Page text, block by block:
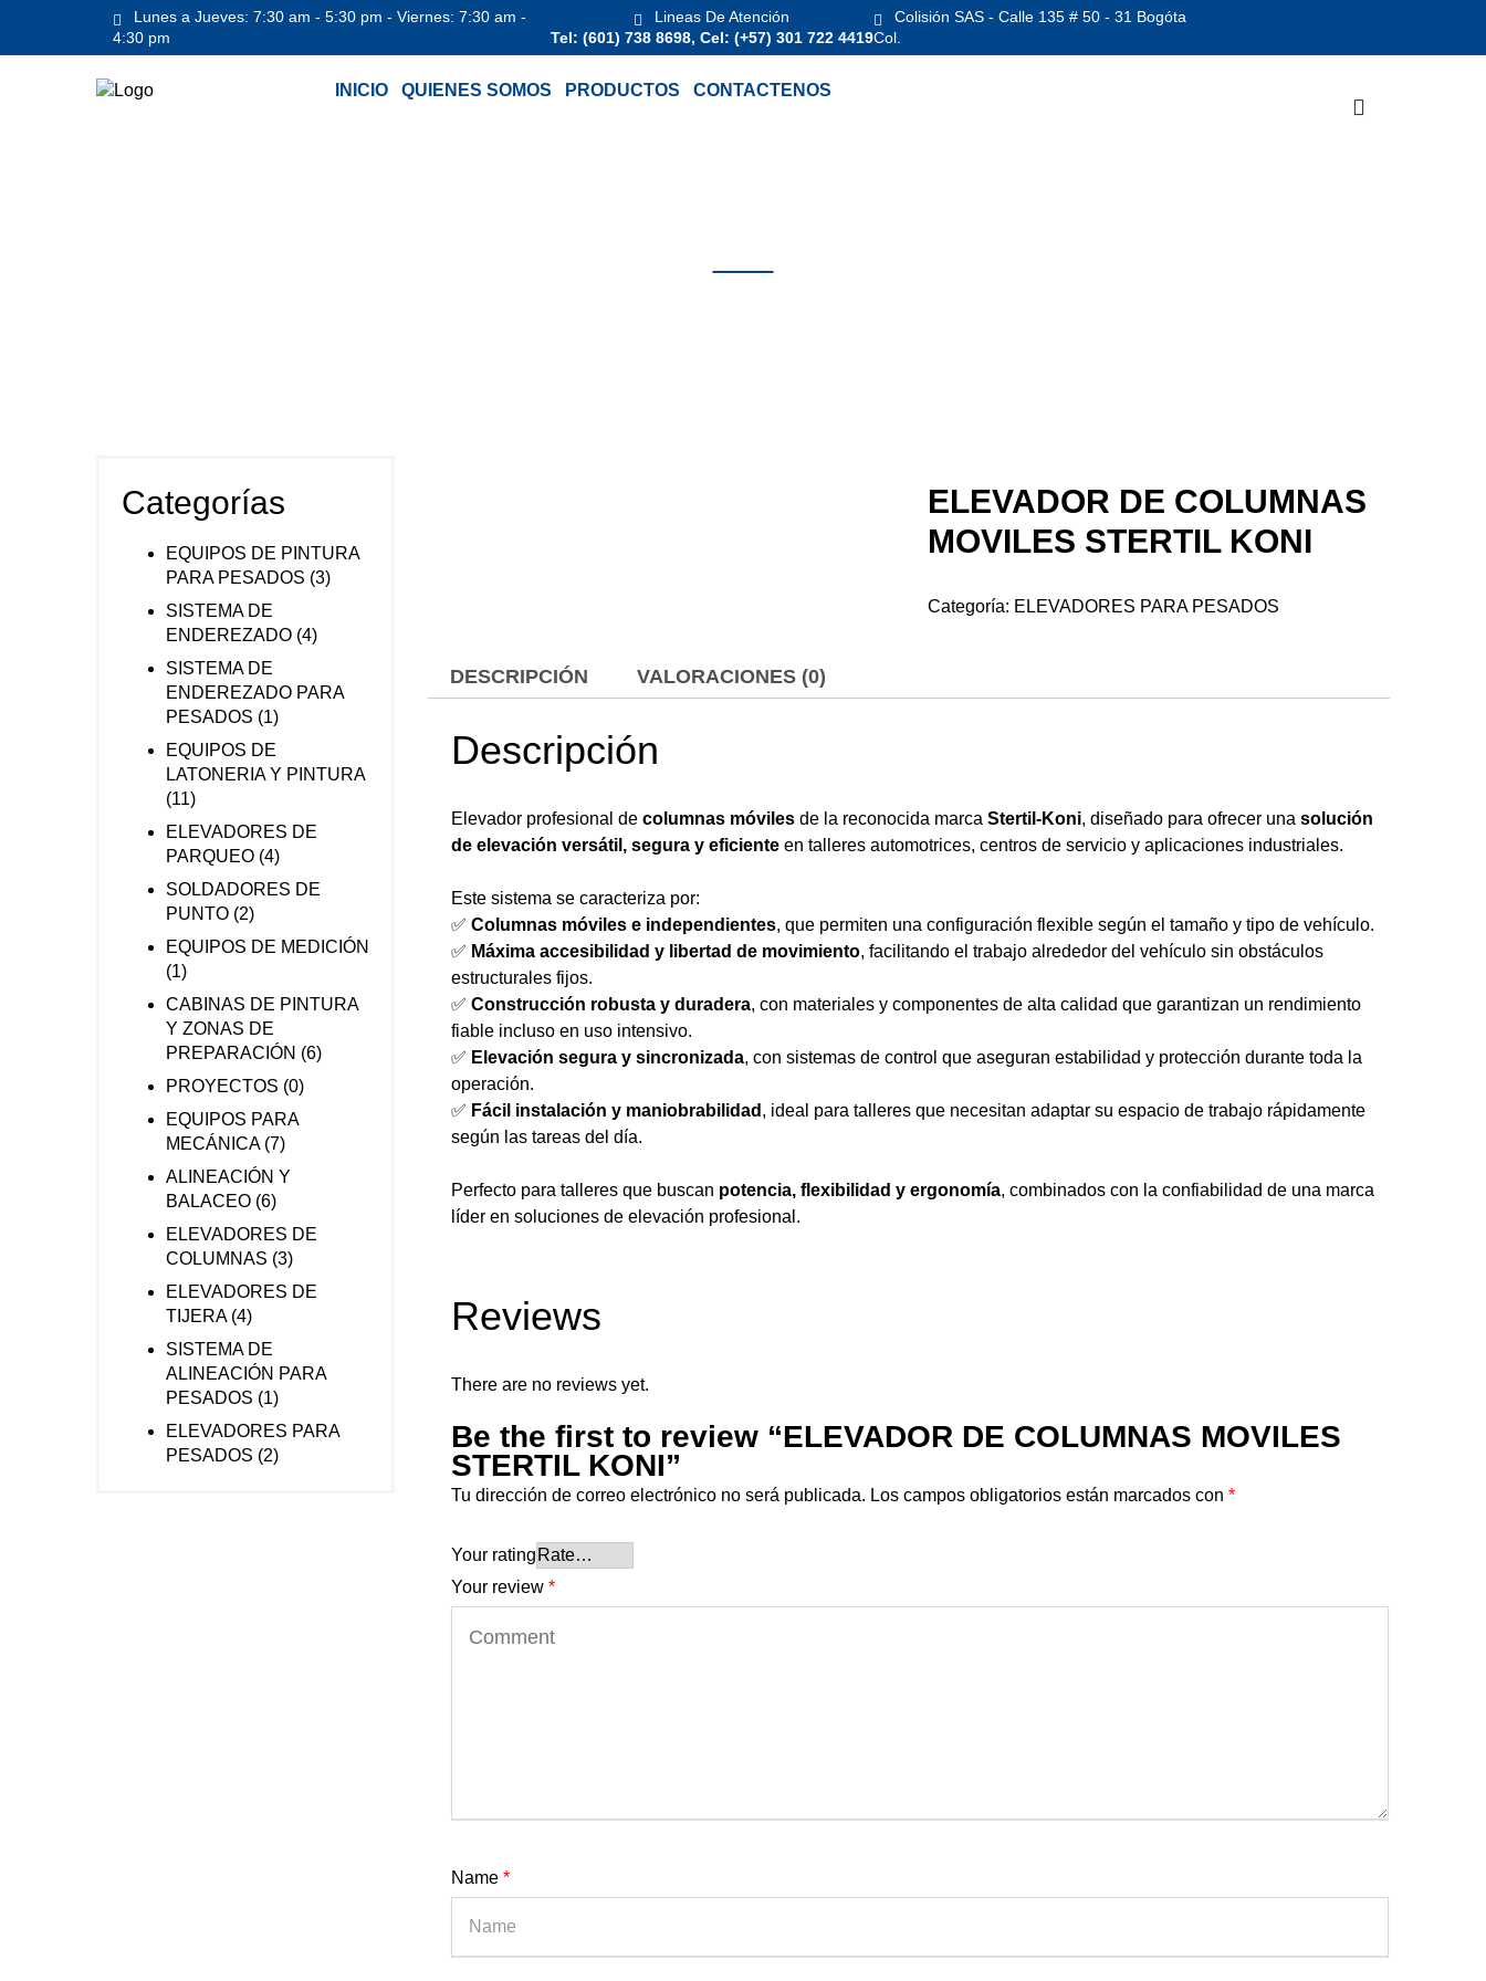
Lunes a Jueves: 7:30 am - 5:30 pm - Viernes: 7:30 am -
4:30 pm
Lineas De Atención
Tel: (601) 738 8698, Cel: (+57) 301 722 4419
Colisión SAS - Calle 135 # 50 - 31 Bogóta
Col.
INICIO QUIENES SOMOS PRODUCTOS CONTACTENOS
Categorías
EQUIPOS DE PINTURA
PARA PESADOS (3)
SISTEMA DE
ENDEREZADO (4)
SISTEMA DE
ENDEREZADO PARA
PESADOS (1)
EQUIPOS DE
LATONERIA Y PINTURA
(11)
ELEVADORES DE
PARQUEO (4)
SOLDADORES DE
PUNTO (2)
EQUIPOS DE MEDICIÓN
(1)
CABINAS DE PINTURA
Y ZONAS DE
PREPARACIÓN (6)
PROYECTOS (0)
EQUIPOS PARA
MECÁNICA (7)
ALINEACIÓN Y
BALACEO (6)
ELEVADORES DE
COLUMNAS (3)
ELEVADORES DE
TIJERA (4)
SISTEMA DE
ALINEACIÓN PARA
PESADOS (1)
ELEVADORES PARA
PESADOS (2)
ELEVADOR DE COLUMNAS
MOVILES STERTIL KONI
Categoría: ELEVADORES PARA PESADOS
DESCRIPCIÓN VALORACIONES (0)
Descripción
Elevador profesional de columnas móviles de la reconocida marca Stertil-Koni, diseñado para ofrecer una solución
de elevación versátil, segura y eficiente en talleres automotrices, centros de servicio y aplicaciones industriales.
Este sistema se caracteriza por:
✅ Columnas móviles e independientes, que permiten una configuración flexible según el tamaño y tipo de vehículo.
✅ Máxima accesibilidad y libertad de movimiento, facilitando el trabajo alrededor del vehículo sin obstáculos
estructurales fijos.
✅ Construcción robusta y duradera, con materiales y componentes de alta calidad que garantizan un rendimiento
fiable incluso en uso intensivo.
✅ Elevación segura y sincronizada, con sistemas de control que aseguran estabilidad y protección durante toda la
operación.
✅ Fácil instalación y maniobrabilidad , ideal para talleres que necesitan adaptar su espacio de trabajo rápidamente
según las tareas del día.
Perfecto para talleres que buscan potencia, flexibilidad y ergonomía, combinados con la confiabilidad de una marca
líder en soluciones de elevación profesional.
Reviews
There are no reviews yet.
Be the first to review “ELEVADOR DE COLUMNAS MOVILES
STERTIL KONI”
Tu dirección de correo electrónico no será publicada. Los campos obligatorios están marcados con *
Your rating
Your review *
Name *